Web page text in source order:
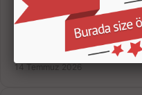
Yapay Zekalı
Yapay zekalı güvenlik
ayrımıyla daha az yanlış
modeli, fiyatı karşılaştırın.
14 Temmuz 2026